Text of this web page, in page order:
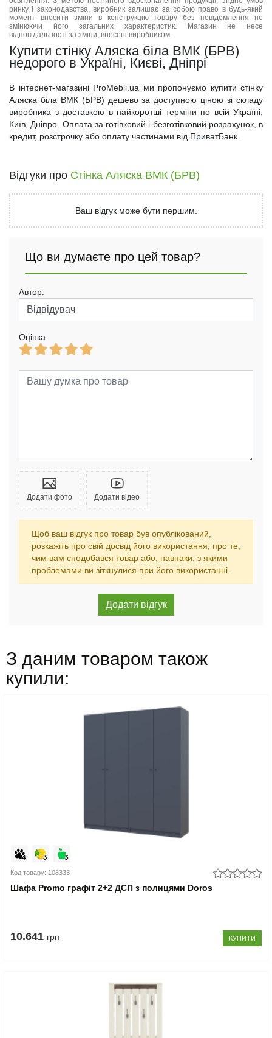
ринку і законодавства, виробник залишає за собою право в будь-який
момент вносити зміни в конструкцію товару без повідомлення не
змінюючи його загальних характеристик. Магазин не несе
відповідальності за зміни, внесені виробником.
Купити стінку Аляска біла ВМК (БРВ)
недорого в Україні, Києві, Дніпрі
В інтернет-магазині ProMebli.ua ми пропонуємо купити стінку
Аляска біла ВМК (БРВ) дешево за доступною ціною зі складу
виробника з доставкою в найкоротші терміни по всій Україні,
Київ, Дніпро. Оплата за готівковий і безготівковий розрахунок, в
кредит, розстрочку або оплату частинами від ПриватБанк.
Відгуки про Стінка Аляска ВМК (БРВ)
Ваш відгук може бути першим.
Що ви думаєте про цей товар?
Автор:
Оцінка:
Додати фото Додати відео
Щоб ваш відгук про товар був опублікований,
розкажіть про свій досвід його використання, про те,
чим вам сподобався товар або, навпаки, з якими
проблемами ви зіткнулися при його використанні.
З даним товаром також
купили:
Код товару: 108333
Шафа Promo графіт 2+2 ДСП з полицями Doros
10.641 грн КУПИТИ